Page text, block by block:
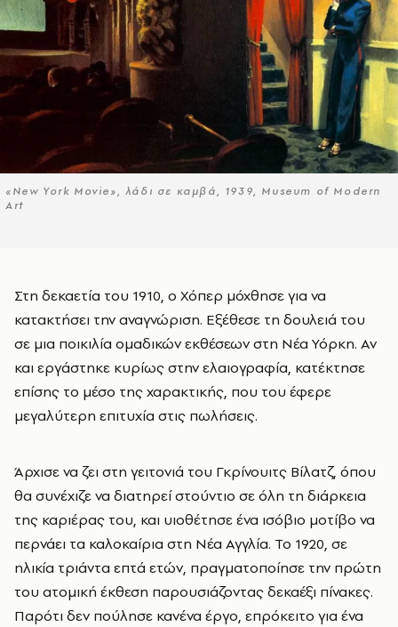
«New York Movie», λάδι σε καμβά, 1939, Museum of Modern
Art
Στη δεκαετία του 1910, ο Χόπερ μόχθησε για να
κατακτήσει την αναγνώριση. Εξέθεσε τη δουλειά του
σε μια ποικιλία ομαδικών εκθέσεων στη Νέα Υόρκη. Αν
και εργάστηκε κυρίως στην ελαιογραφία, κατέκτησε
επίσης το μέσο της χαρακτικής, που του έφερε
μεγαλύτερη επιτυχία στις πωλήσεις.
Άρχισε να ζει στη γειτονιά του Γκρίνουιτς Βίλατζ, όπου
θα συνέχιζε να διατηρεί στούντιο σε όλη τη διάρκεια
της καριέρας του, και υιοθέτησε ένα ισόβιο μοτίβο να
περνάει τα καλοκαίρια στη Νέα Αγγλία. Το 1920, σε
ηλικία τριάντα επτά ετών, πραγματοποίησε την πρώτη
του ατομική έκθεση παρουσιάζοντας δεκαέξι πίνακες.
Παρότι δεν πούλησε κανένα έργο, επρόκειτο για ένα